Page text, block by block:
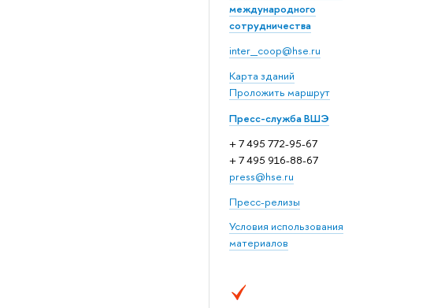
международного
сотрудничества
inter_coop@hse.ru
Карта зданий
Проложить маршрут
Пресс-служба ВШЭ
+ 7 495 772-95-67
+ 7 495 916-88-67
press@hse.ru
Пресс-релизы
Условия использования
материалов